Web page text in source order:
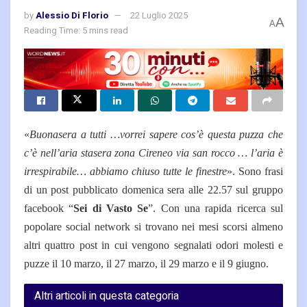
byAlessio Di Florio
22 Luglio 2025
Reading Time: 5 mins read
AA
«Buonasera a tutti …vorrei sapere cos’è questa puzza che
c’è nell’aria stasera zona Cireneo via san rocco … l’aria è
irrespirabile… abbiamo chiuso tutte le finestre». Sono frasi
di un post pubblicato domenica sera alle 22.57 sul gruppo
facebook “Sei di Vasto Se”. Con una rapida ricerca sul
popolare social network si trovano nei mesi scorsi almeno
altri quattro post in cui vengono segnalati odori molesti e
puzze il 10 marzo, il 27 marzo, il 29 marzo e il 9 giugno.
Altri articoli in questa categoria